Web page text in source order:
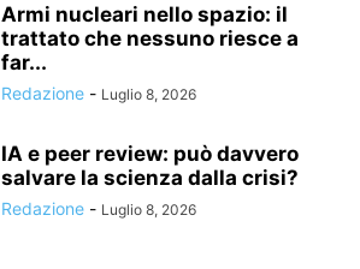
Armi nucleari nello spazio: il
trattato che nessuno riesce a
far...
Redazione - Luglio 8, 2026
IA e peer review: può davvero
salvare la scienza dalla crisi?
Redazione - Luglio 8, 2026